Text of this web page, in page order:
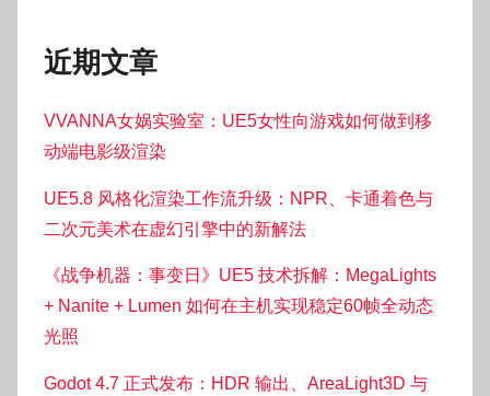
近期文章
VVANNA女娲实验室：UE5女性向游戏如何做到移
动端电影级渲染
UE5.8 风格化渲染工作流升级：NPR、卡通着色与
二次元美术在虚幻引擎中的新解法
《战争机器：事变日》UE5 技术拆解：MegaLights
+ Nanite + Lumen 如何在主机实现稳定60帧全动态
光照
Godot 4.7 正式发布：HDR 输出、AreaLight3D 与